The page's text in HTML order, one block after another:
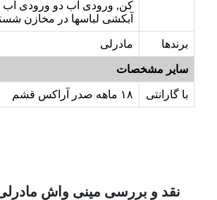
کن, ورودی آب دو ورودی آب
آبکشی لباسها در مخازن
برندها مادرلی
سایر مشخصات
با گارانتی ۱۸ ماهه صدر آراکس قشم